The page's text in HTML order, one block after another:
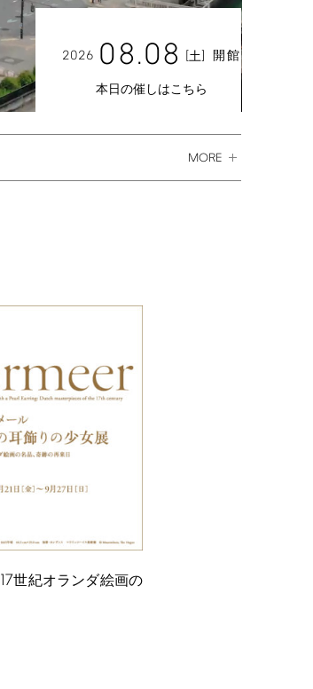
2026 08.08 [土] 開館
本日の催しはこちら
MORE
17世紀オランダ絵画の